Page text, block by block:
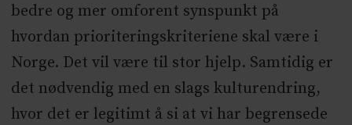
bedre og mer omforent synspunkt på
hvordan prioriteringskriteriene skal være i
Norge. Det vil være til stor hjelp. Samtidig er
det nødvendig med en slags kulturendring,
hvor det er legitimt å si at vi har begrensede